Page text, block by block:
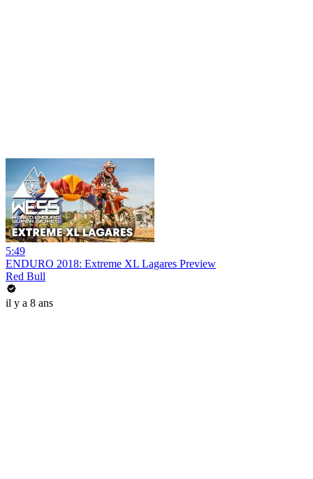
5:49
ENDURO 2018: Extreme XL Lagares Preview
Red Bull
il y a 8 ans